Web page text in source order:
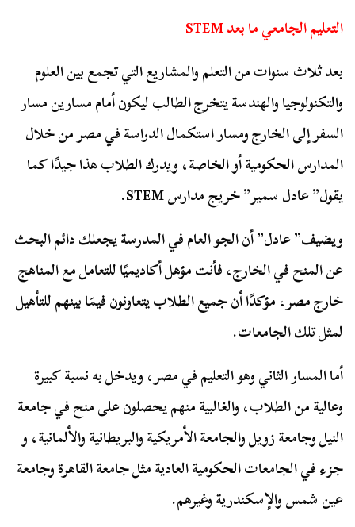
التعليم الجامعي ما بعد STEM
بعد ثلاث سنوات من التعلم والمشاريع التي تجمع بين العلوم
والتكنولوجيا والهندسة يتخرج الطالب ليكون أمام مسارين مسار
السفر إلى الخارج ومسار استكمال الدراسة في مصر من خلال
المدارس الحكومية أو الخاصة، ويدرك الطلاب هذا جيدًا كما
يقول” عادل سمير” خريج مدارس STEM.
ويضيف” عادل” أن الجو العام في المدرسة يجعلك دائم البحث
عن المنح في الخارج، فأنت مؤهل أكاديميًا للتعامل مع المناهج
خارج مصر، مؤكدًا أن جميع الطلاب يتعاونون فيمَا بينهم للتأهيل
لمثل تلك الجامعات.
أما المسار الثاني وهو التعليم في مصر، ويدخل به نسبة كبيرة
وعالية من الطلاب، والغالبية منهم يحصلون على منح في جامعة
النيل وجامعة زويل والجامعة الأمريكية والبريطانية والألمانية، و
جزء في الجامعات الحكومية العادية مثل جامعة القاهرة وجامعة
عين شمس والإسكندرية وغيرهم.